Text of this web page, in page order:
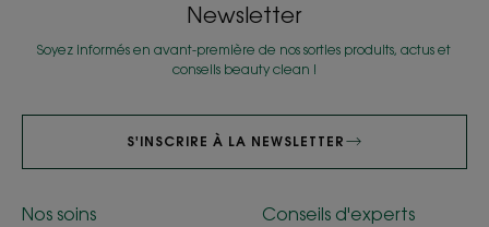
Newsletter
Soyez informés en avant-première de nos sorties produits, actus et
conseils beauty clean !
S'INSCRIRE À LA NEWSLETTER
Nos soins Conseils d'experts